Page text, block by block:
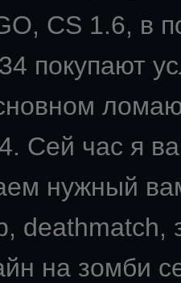
CS 1.6, в
покупают
Сей час я
нужный
deathmatch,
на зомби